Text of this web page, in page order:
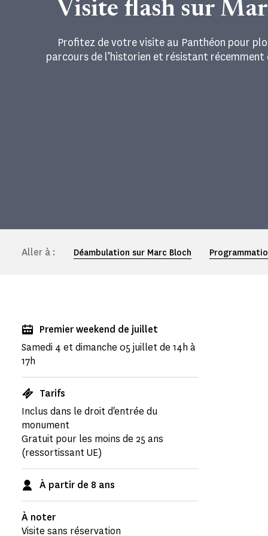
Visite flash sur
Profitez de votre visite au Panthéon pour
parcours de l’historien et résistant
Aller à : Déambulation sur Marc Bloch
Premier weekend de juillet
Samedi 4 et dimanche 05 juillet de 14h à
17h
Tarifs
Inclus dans le droit d'entrée du
monument
Gratuit pour les moins de 25 ans
(ressortissant UE)
À partir de 8 ans
À noter
Visite sans réservation